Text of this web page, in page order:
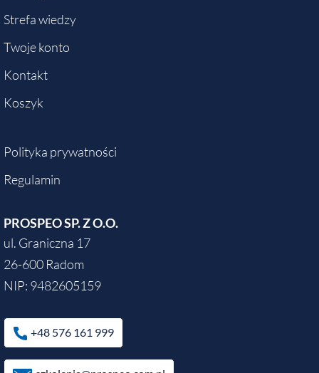
PROSPEO SP. Z O.O.
ul. Graniczna 17
26-600 Radom
NIP: 9482605159
+48 576 161 999
Strefa wiedzy
Twoje konto
Kontakt
Koszyk
Polityka prywatności
Regulamin